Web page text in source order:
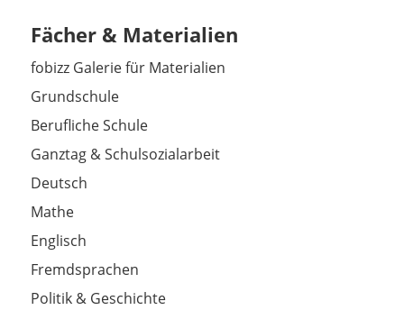
Fächer & Materialien
fobizz Galerie für Materialien
Grundschule
Berufliche Schule
Ganztag & Schulsozialarbeit
Deutsch
Mathe
Englisch
Fremdsprachen
Politik & Geschichte